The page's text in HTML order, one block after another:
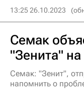
13:25 26.10.2023
Семак
"Зенита" на
Семак: "Зенит",
напомнить о